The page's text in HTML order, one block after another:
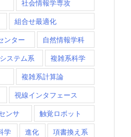
社会情報学専攻
組合せ最適化
ンター 自然情報学科
ステム系 複雑系科学
複雑系計算論
視線インタフェース
ンサ 触覚ロボット
学 進化 項書換え系